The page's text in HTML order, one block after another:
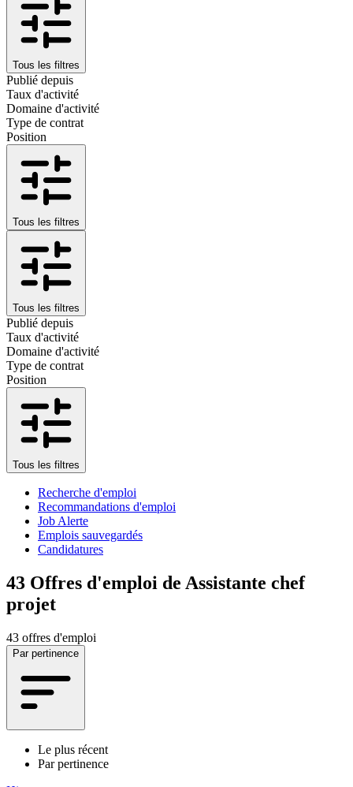
Tous les filtres
Publié depuis
Taux d'activité
Domaine d'activité
Type de contrat
Position
Tous les filtres
Tous les filtres
Publié depuis
Taux d'activité
Domaine d'activité
Type de contrat
Position
Tous les filtres
Recherche d'emploi
Recommandations d'emploi
Job Alerte
Emplois sauvegardés
Candidatures
43 Offres d'emploi de Assistante chef
projet
43 offres d'emploi
Par pertinence
Le plus récent
Par pertinence